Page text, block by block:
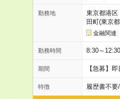
勤務地
東京都港区
田町(東京
金融関連
勤務時間 8:30～12:30
期間 【急募】
特徴 履歴書不要/